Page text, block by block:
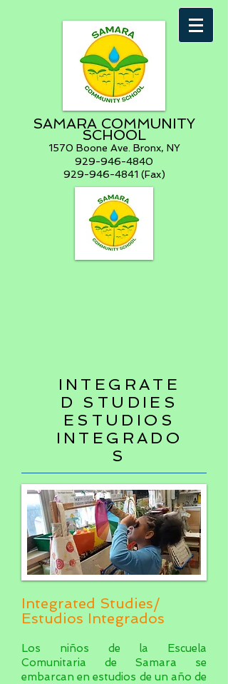
SAMARA COMMUNITY
SCHOOL
1570 Boone Ave. Bronx, NY
929-946-4840
929-946-4841 (Fax)
INTEGRATE
D STUDIES
ESTUDIOS
INTEGRADO
S
Integrated Studies/
Estudios Integrados
Los niños de la Escuela
Comunitaria de Samara se
embarcan en estudios de un año de